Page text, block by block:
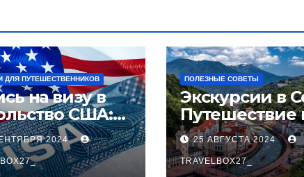
ДЛЯ ПУТЕШЕСТВЕННИКОВ
на визу в
США:
2024
ПОЛЕЗНЫЕ СОВЕТЫ
Экскурсии в
Путешествие
сердце
курорта
25 АВГУСТА 2024
TRAVELBOX27_